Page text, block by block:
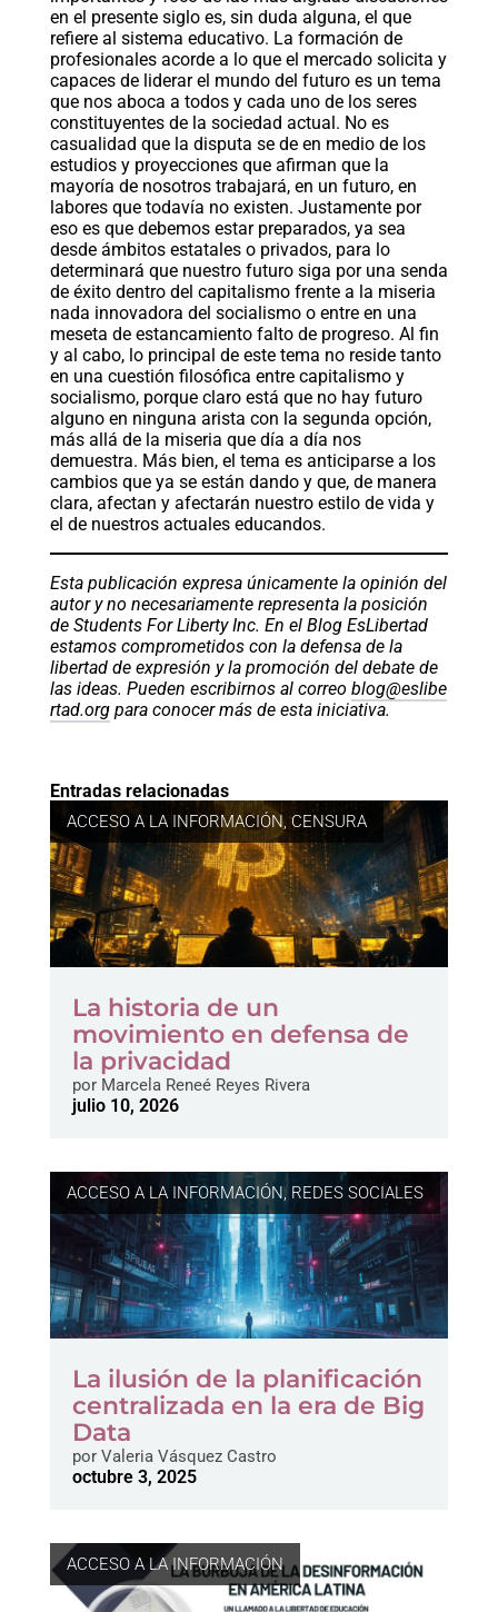
en el presente siglo es, sin duda alguna, el que
refiere al sistema educativo. La formación de
profesionales acorde a lo que el mercado solicita y
capaces de liderar el mundo del futuro es un tema
que nos aboca a todos y cada uno de los seres
constituyentes de la sociedad actual. No es
casualidad que la disputa se de en medio de los
estudios y proyecciones que afirman que la
mayoría de nosotros trabajará, en un futuro, en
labores que todavía no existen. Justamente por
eso es que debemos estar preparados, ya sea
desde ámbitos estatales o privados, para lo
determinará que nuestro futuro siga por una senda
de éxito dentro del capitalismo frente a la miseria
nada innovadora del socialismo o entre en una
meseta de estancamiento falto de progreso. Al fin
y al cabo, lo principal de este tema no reside tanto
en una cuestión filosófica entre capitalismo y
socialismo, porque claro está que no hay futuro
alguno en ninguna arista con la segunda opción,
más allá de la miseria que día a día nos
demuestra. Más bien, el tema es anticiparse a los
cambios que ya se están dando y que, de manera
clara, afectan y afectarán nuestro estilo de vida y
el de nuestros actuales educandos.
Esta publicación expresa únicamente la opinión del
autor y no necesariamente representa la posición
de Students For Liberty Inc. En el Blog EsLibertad
estamos comprometidos con la defensa de la
libertad de expresión y la promoción del debate de
las ideas. Pueden escribirnos al correo blog@eslibe
rtad.orgpara conocer más de esta iniciativa.
Entradas relacionadas
ACCESO A LA INFORMACIÓN,CENSURA
La historia de un
movimiento en defensa de
la privacidad
porMarcela Reneé Reyes Rivera
julio 10, 2026
ACCESO A LA INFORMACIÓN, REDES SOCIALES
La ilusión de la planificación
centralizada en la era de Big
Data
porValeria Vásquez Castro
octubre 3, 2025
ACCESO A LA INFORMACIÓN